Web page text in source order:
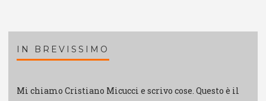
IN BREVISSIMO
Mi chiamo Cristiano Micucci e scrivo cose. Questo è il